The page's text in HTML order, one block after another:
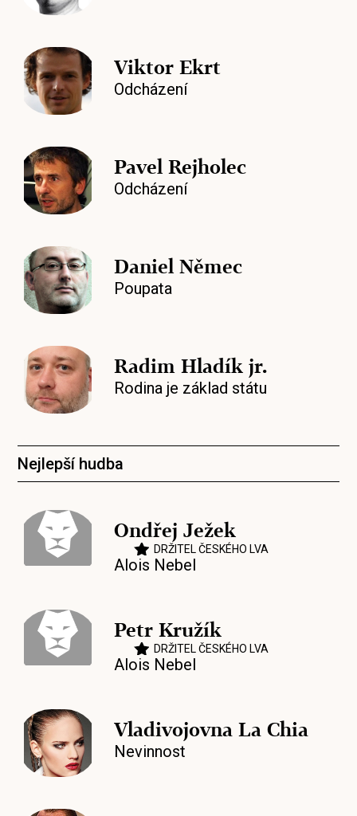
Viktor Ekrt
Odcházení
Pavel Rejholec
Odcházení
Daniel Němec
Poupata
Radim Hladík jr.
Rodina je základ státu
Nejlepší hudba
Ondřej Ježek
DRŽITEL ČESKÉHO LVA
Alois Nebel
Petr Kružík
DRŽITEL ČESKÉHO LVA
Alois Nebel
Vladivojovna La Chia
Nevinnost